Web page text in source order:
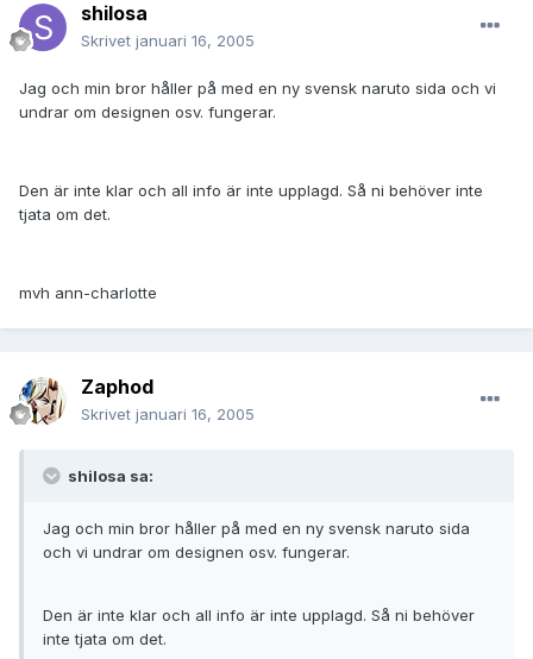
shilosa
Skrivet januari 16, 2005
Jag och min bror håller på med en ny svensk naruto sida och vi
undrar om designen osv. fungerar.
Den är inte klar och all info är inte upplagd. Så ni behöver inte
tjata om det.
mvh ann-charlotte
Zaphod
Skrivet januari 16, 2005
shilosa sa:
Jag och min bror håller på med en ny svensk naruto sida
och vi undrar om designen osv. fungerar.
Den är inte klar och all info är inte upplagd. Så ni behöver
inte tjata om det.